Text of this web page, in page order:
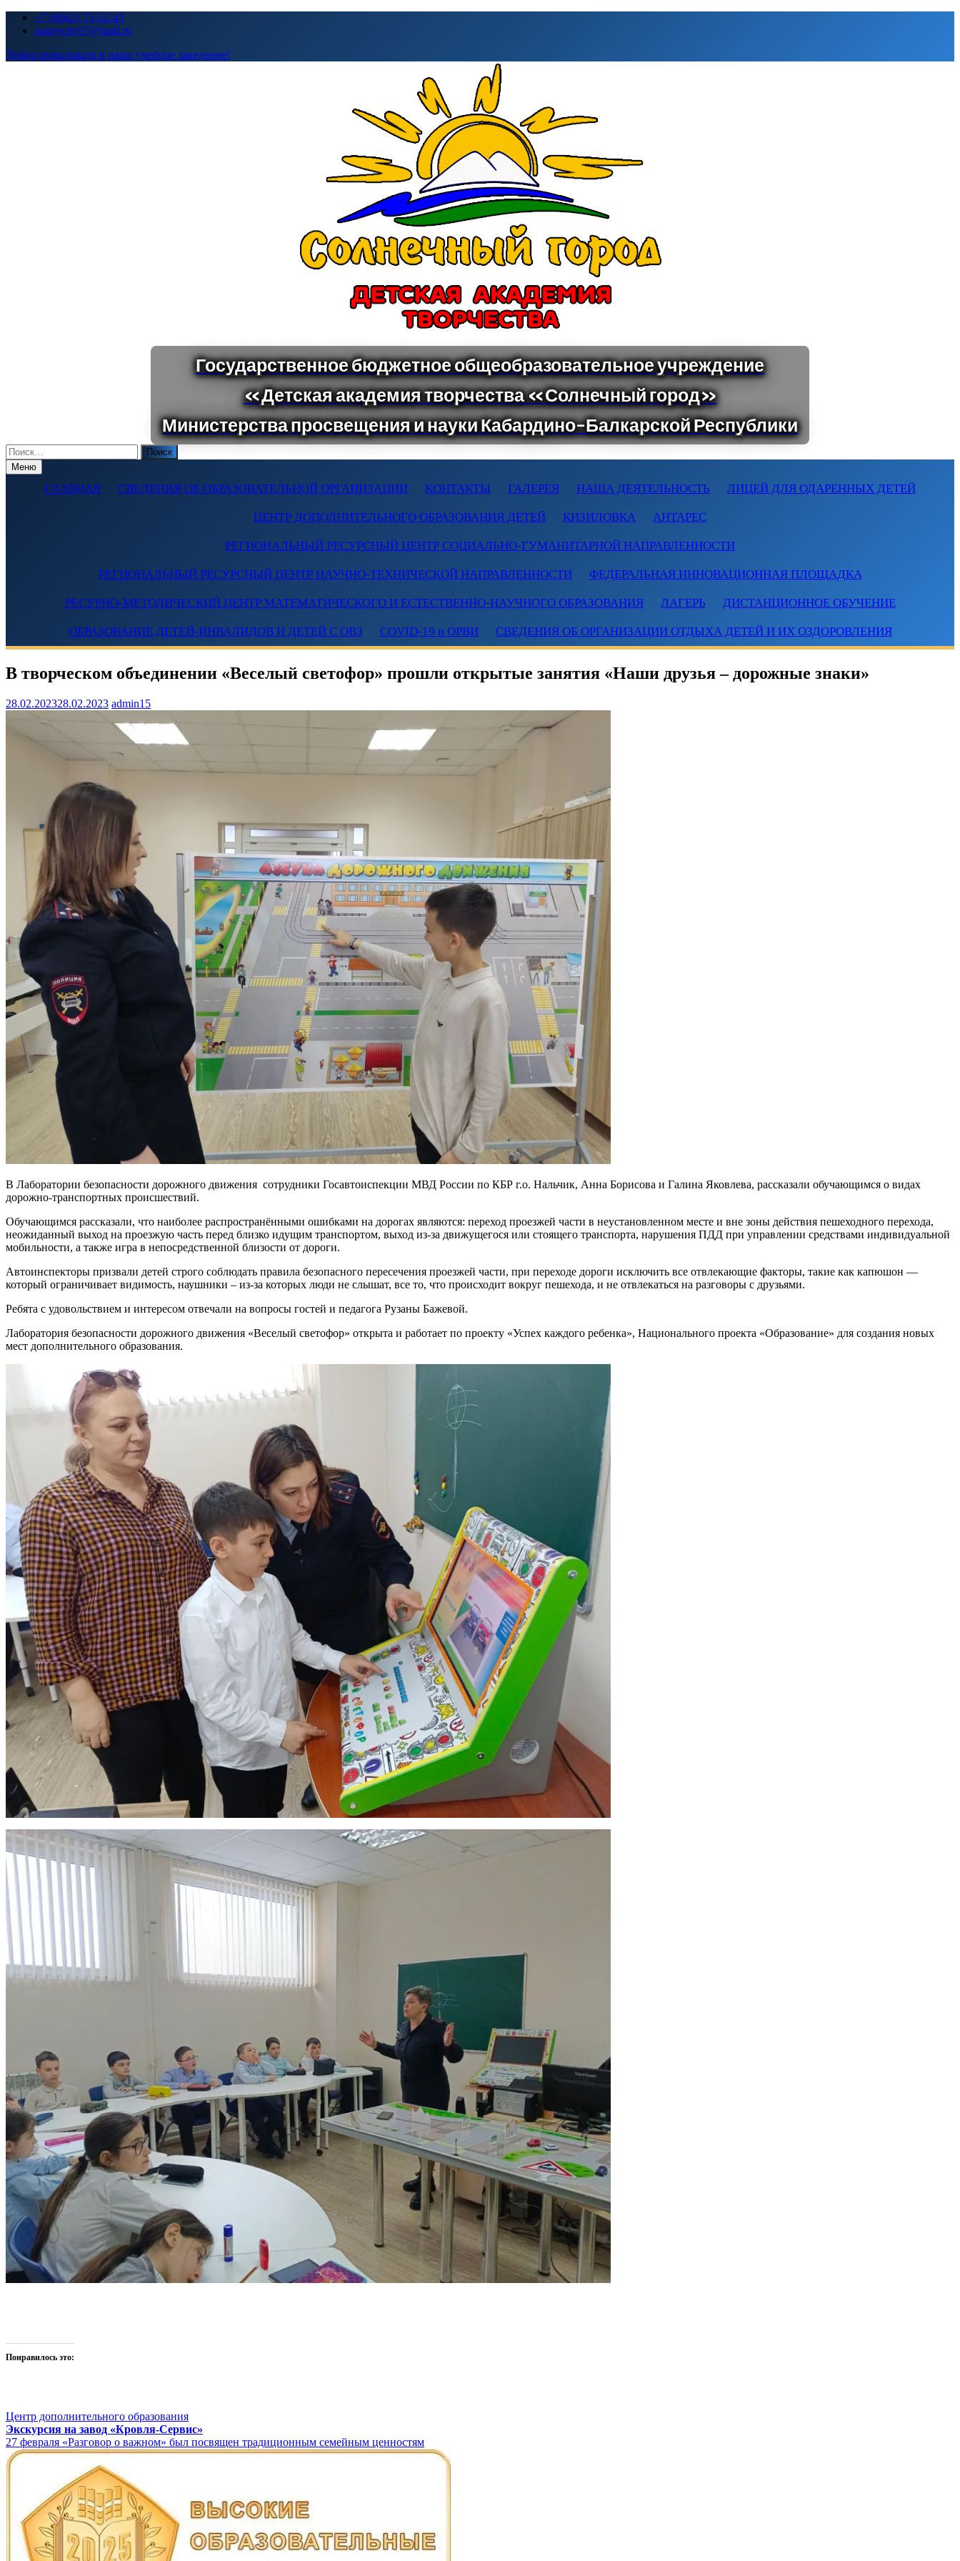
Перейти+7 (8662) 73-52-43
sunnycity07@mail.ru
Добро пожаловать в наше учебное заведение!
Поиск
по:Меню
ГЛАВНАЯ СВЕДЕНИЯ ОБ ОБРАЗОВАТЕЛЬНОЙ ОРГАНИЗАЦИИ КОНТАКТЫ ГАЛЕРЕЯ НАША ДЕЯТЕЛЬНОСТЬ ЛИЦЕЙ ДЛЯ ОДАРЕННЫХ ДЕТЕЙ
ЦЕНТР ДОПОЛНИТЕЛЬНОГО ОБРАЗОВАНИЯ ДЕТЕЙ КИЗИЛОВКА АНТАРЕС
РЕГИОНАЛЬНЫЙ РЕСУРСНЫЙ ЦЕНТР СОЦИАЛЬНО-ГУМАНИТАРНОЙ НАПРАВЛЕННОСТИ
РЕГИОНАЛЬНЫЙ РЕСУРСНЫЙ ЦЕНТР НАУЧНО-ТЕХНИЧЕСКОЙ НАПРАВЛЕННОСТИ ФЕДЕРАЛЬНАЯ ИННОВАЦИОННАЯ ПЛОЩАДКА
РЕСУРНО-МЕТОДИЧЕСКИЙ ЦЕНТР МАТЕМАТИЧЕСКОГО И ЕСТЕСТВЕННО-НАУЧНОГО ОБРАЗОВАНИЯ ЛАГЕРЬ ДИСТАНЦИОННОЕ ОБУЧЕНИЕ
ОБРАЗОВАНИЕ ДЕТЕЙ-ИНВАЛИДОВ И ДЕТЕЙ С ОВЗ COVID-19 и ОРВИ СВЕДЕНИЯ ОБ ОРГАНИЗАЦИИ ОТДЫХА ДЕТЕЙ И ИХ ОЗДОРОВЛЕНИЯ
В творческом объединении «Веселый светофор» прошли открытые занятия «Наши друзья – дорожные знаки»
28.02.202328.02.2023 admin15
В Лаборатории безопасности дорожного движения сотрудники Госавтоиспекции МВД России по КБР г.о. Нальчик, Анна Борисова и Галина Яковлева, рассказали обучающимся о видах
дорожно-транспортных происшествий.
Обучающимся рассказали, что наиболее распространёнными ошибками на дорогах являются: переход проезжей части в неустановленном месте и вне зоны действия пешеходного перехода,
неожиданный выход на проезжую часть перед близко идущим транспортом, выход из-за движущегося или стоящего транспорта, нарушения ПДД при управлении средствами индивидуальной
мобильности, а также игра в непосредственной близости от дороги.
Автоинспекторы призвали детей строго соблюдать правила безопасного пересечения проезжей части, при переходе дороги исключить все отвлекающие факторы, такие как капюшон —
который ограничивает видимость, наушники – из-за которых люди не слышат, все то, что происходит вокруг пешехода, и не отвлекаться на разговоры с друзьями.
Ребята с удовольствием и интересом отвечали на вопросы гостей и педагога Рузаны Бажевой.
Лаборатория безопасности дорожного движения «Веселый светофор» открыта и работает по проекту «Успех каждого ребенка», Национального проекта «Образование» для создания новых
мест дополнительного образования.
Понравилось это:
Центр дополнительного образования
Навигация
по
записям
Экскурсия на завод «Кровля-Сервис»
27 февраля «Разговор о важном» был посвящен традиционным семейным ценностям